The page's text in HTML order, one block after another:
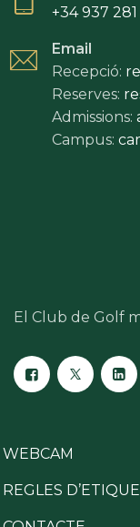
+34 937
Email
Recepció:
Reserves:
Admissions:
Campus:
El Club de Golf
WEBCAM
REGLES